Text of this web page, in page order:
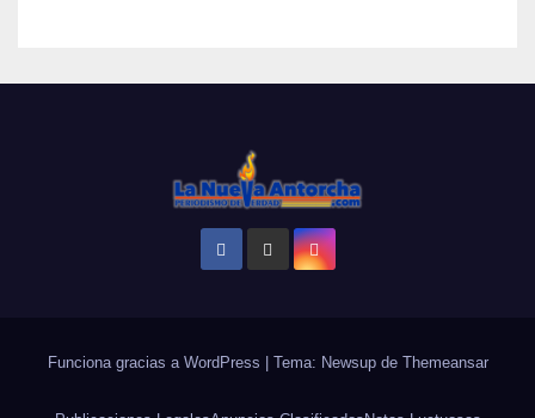
Funciona gracias a WordPress Tema: Newsup de Themeansar